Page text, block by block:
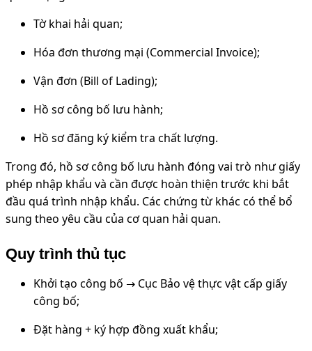
Tờ khai hải quan;
Hóa đơn thương mại (Commercial Invoice);
Vận đơn (Bill of Lading);
Hồ sơ công bố lưu hành;
Hồ sơ đăng ký kiểm tra chất lượng.
Trong đó, hồ sơ công bố lưu hành đóng vai trò như giấy
phép nhập khẩu và cần được hoàn thiện trước khi bắt
đầu quá trình nhập khẩu. Các chứng từ khác có thể bổ
sung theo yêu cầu của cơ quan hải quan.
Quy trình thủ tục
Khởi tạo công bố → Cục Bảo vệ thực vật cấp giấy
công bố;
Đặt hàng + ký hợp đồng xuất khẩu;